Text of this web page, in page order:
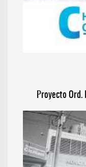
Proyecto